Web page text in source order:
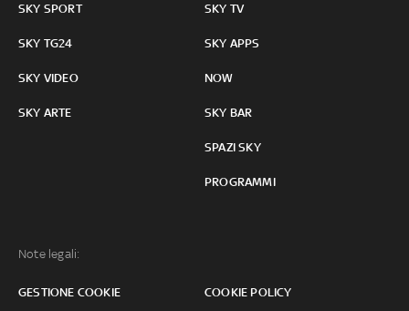
SKY SPORT
SKY TG24
SKY VIDEO
SKY ARTE
SKY TV
SKY APPS
NOW
SKY BAR
SPAZI SKY
PROGRAMMI
Note legali:
GESTIONE COOKIE COOKIE POLICY